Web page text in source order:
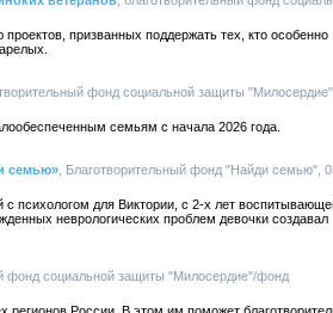
призванных поддержать тех, кто особенно
фонд социальной защиты
семьям с начала 2026 года.
семью» , Благотворительный фонд "Найди семью",
с психологом для Виктории, с 2-х лет
неврологических проблем девочки создавал
фонд социальной защиты "Милосердие"/фонд